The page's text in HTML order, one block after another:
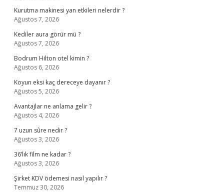
Kurutma makinesi yan etkileri nelerdir ?
Ağustos 7, 2026
Kediler aura görür mü ?
Ağustos 7, 2026
Bodrum Hilton otel kimin ?
Ağustos 6, 2026
Koyun eksi kaç dereceye dayanır ?
Ağustos 5, 2026
Avantajlar ne anlama gelir ?
Ağustos 4, 2026
7 uzun sûre nedir ?
Ağustos 3, 2026
36’lık film ne kadar ?
Ağustos 3, 2026
Şirket KDV ödemesi nasıl yapılır ?
Temmuz 30, 2026